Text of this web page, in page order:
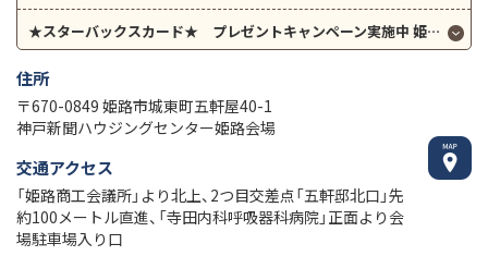
住所
〒670-0849 姫路市城東町五軒屋40-1
神戸新聞ハウジングセンター姫路会場
交通アクセス
「姫路商工会議所」より北上、2つ目交差点「五軒邸北口」先
約100メートル直進、「寺田内科呼吸器科病院」正面より会
場駐車場入り口
★スターバックスカード★ プレゼントキャンペーン実施中 姫路中央展示場限定 お得に家づくり始めませんか？